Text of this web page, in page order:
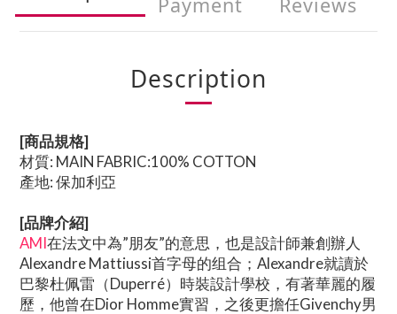
Description
[商品規格]
材質: MAIN FABRIC:100% COTTON
產地: 保加利亞
[品牌介紹]
AMI在法文中為”朋友”的意思，也是設計師兼創辦人
Alexandre Mattiussi首字母的组合；Alexandre就讀於
巴黎杜佩雷（Duperré）時裝設計學校，有著華麗的履
歷，他曾在Dior Homme實習，之後更擔任Givenchy男